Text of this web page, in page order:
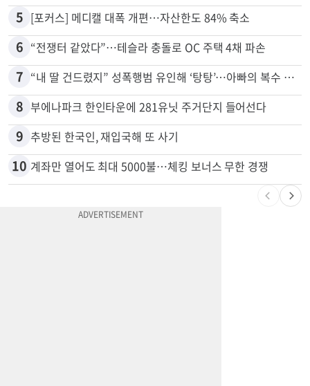
5 [포커스] 메디캘 대폭 개편…자산한도 84% 축소
6 “전쟁터 같았다”…테슬라 충돌로 OC 주택 4채 파손
7 “내 딸 건드렸지” 성폭행범 유인해 ‘탕탕’…아빠의 복수 결말
8 부에나파크 한인타운에 281유닛 주거단지 들어선다
9 추방된 한국인, 재입국해 또 사기
10 계좌만 열어도 최대 5000불…체킹 보너스 무한 경쟁